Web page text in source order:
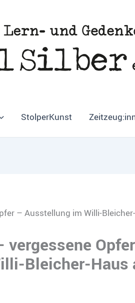
StolperKunst
– Ausstellung im Willi-
vergessene
Bleicher-Haus